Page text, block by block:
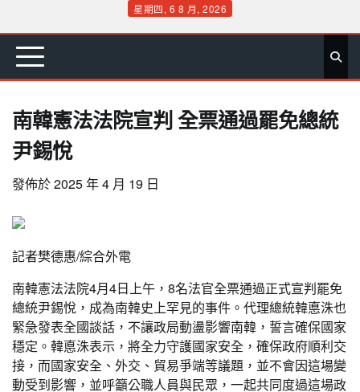
content
星期四, 6 8 月, 2026
首 要 娛 生 社 文 公 運 旅 政 地 專
南韓憲法法院宣判 全票通過罷免總統
尹錫悅
發佈於2025 年 4 月 19 日
記者樊德惠/綜合外電
南韓憲法法院4月4日上午，8名法官全票通過正式宣判罷免
總統尹錫悅，成為南韓史上罕見的事件。代理總統韓悳洙也
緊急發表全國談話，不讓政局動盪影響南韓，誓言確保國家
穩定。韓悳洙表示，將全力守護國家安全，確保政府順利交
接，而國家安全、外交、貿易爭端等議題，並不會因這場變
動受到影響，並呼籲公職人員與民眾，一起共同度過這場政